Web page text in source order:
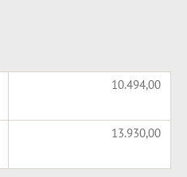
10.494,00
13.930,00